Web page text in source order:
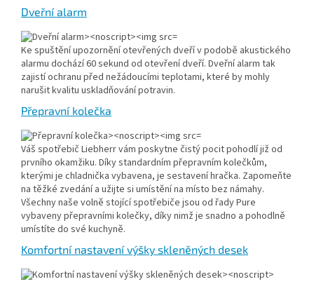
Dveřní alarm
Ke spuštění upozornění otevřených dveří v podobě akustického
alarmu dochází 60 sekund od otevření dveří. Dveřní alarm tak
zajistí ochranu před nežádoucími teplotami, které by mohly
narušit kvalitu uskladňování potravin.
Přepravní kolečka
Váš spotřebič Liebherr vám poskytne čistý pocit pohodlí již od
prvního okamžiku. Díky standardním přepravním kolečkům,
kterými je chladnička vybavena, je sestavení hračka. Zapomeňte
na těžké zvedání a užijte si umístění na místo bez námahy.
Všechny naše volně stojící spotřebiče jsou od řady Pure
vybaveny přepravními kolečky, díky nimž je snadno a pohodlně
umístíte do své kuchyně.
Komfortní nastavení výšky skleněných desek